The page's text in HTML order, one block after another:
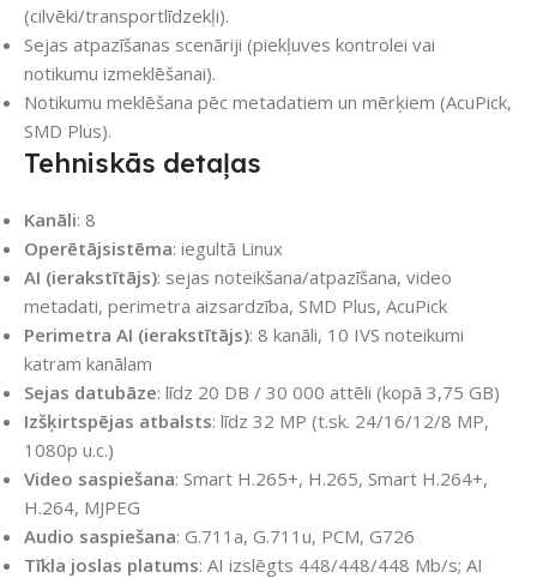
(cilvēki/transportlīdzekļi).
Sejas atpazīšanas scenāriji (piekļuves kontrolei vai
notikumu izmeklēšanai).
Notikumu meklēšana pēc metadatiem un mērķiem (AcuPick,
SMD Plus).
Tehniskās detaļas
Kanāli: 8
Operētājsistēma: iegultā Linux
AI (ierakstītājs): sejas noteikšana/atpazīšana, video
metadati, perimetra aizsardzība, SMD Plus, AcuPick
Perimetra AI (ierakstītājs): 8 kanāli, 10 IVS noteikumi
katram kanālam
Sejas datubāze: līdz 20 DB / 30 000 attēli (kopā 3,75 GB)
Izšķirtspējas atbalsts: līdz 32 MP (t.sk. 24/16/12/8 MP,
1080p u.c.)
Video saspiešana: Smart H.265+, H.265, Smart H.264+,
H.264, MJPEG
Audio saspiešana: G.711a, G.711u, PCM, G726
Tīkla joslas platums: AI izslēgts 448/448/448 Mb/s; AI